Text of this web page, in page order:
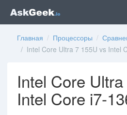
Главная / Процессоры /
/ Intel Core Ultra 7 155U vs Intel
Intel Core
Intel Core i7-